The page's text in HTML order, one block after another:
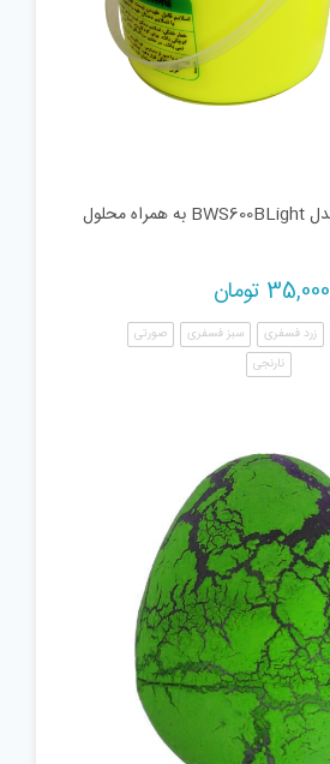
ژل بازی واتر تپلی مدل BWS600BLight به همراه محلول
35,000 تومان
زرد فسفری سبز فسفری
صورتی
نارنجی